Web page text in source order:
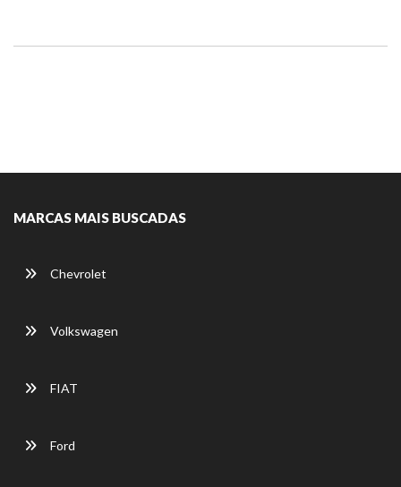
MARCAS MAIS BUSCADAS
Chevrolet
Volkswagen
FIAT
Ford